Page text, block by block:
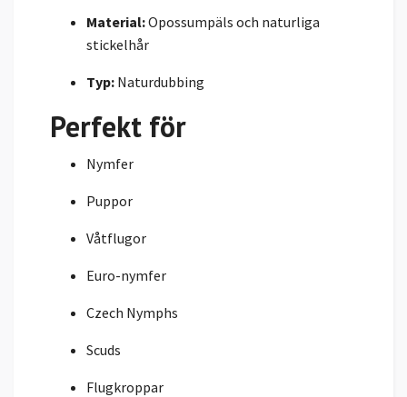
Material:Opossumpäls och naturliga
stickelhår
Typ: Naturdubbing
Perfekt för
Nymfer
Puppor
Våtflugor
Euro-nymfer
Czech Nymphs
Scuds
Flugkroppar